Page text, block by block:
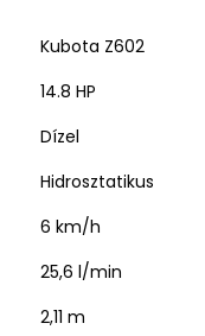
Kubota Z602
14.8 HP
Dízel
Hidrosztatikus
6 km/h
25,6 l/min
2,11 m